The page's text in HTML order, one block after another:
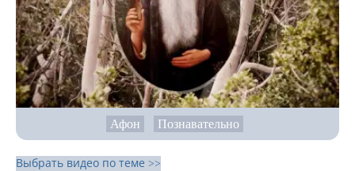
Афон Познавательно
Выбрать видео по теме >>